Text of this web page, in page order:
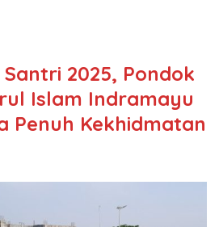
2025, Pondok
Islam Indramayu
Penuh Kekhidmatan